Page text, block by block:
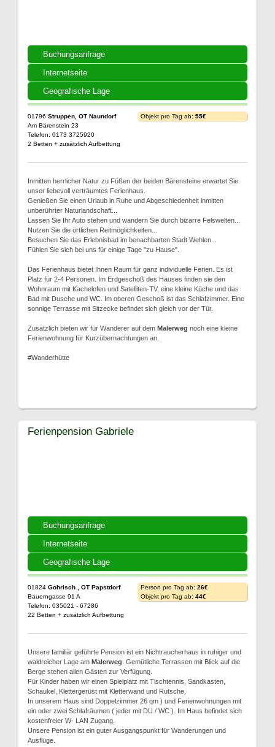
Buchungsanfrage
Internetseite
Geografische Lage
01796 Struppen, OT Naundorf
Am Bärenstein 23
Telefon: 0173 3725920
2 Betten + zusätzlich Aufbettung
Objekt pro Tag ab: 55€
Inmitten herrlicher Natur zu Füßen der beiden Bärensteine erwartet Sie
unser liebevoll verträumtes Ferienhaus.
Genießen Sie einen Urlaub in Ruhe und Abgeschiedenheit inmitten
unberührter Naturlandschaft...
Lassen Sie Ihr Auto stehen und wandern Sie durch bizarre Felswelten...
Nutzen Sie die örtlichen Reitmöglichkeiten...
Besuchen Sie das Erlebnisbad im benachbarten Stadt Wehlen...
Fühlen Sie sich bei uns für einige Tage "zu Hause".
Das Ferienhaus bietet Ihnen Raum für ganz individuelle Ferien. Es ist
Platz für 2-4 Personen. Im Erdgeschoß des Hauses finden sie den
Wohnraum mit Kachelofen und Satelliten-TV, eine kleine Küche und das
Bad mit Dusche und WC. Im oberen Geschoß ist das Schlafzimmer. Eine
sonnige Terrasse mit Sitzecke befindet sich gleich vor der Tür.
Zusätzlich bieten wir für Wanderer auf dem Malerweg noch eine kleine
Ferienwohnung für Kurzübernachtungen an.
#Wanderhütte
Buchungsanfrage
Internetseite
Geografische Lage
Ferienpension Gabriele
01824 Gohrisch , OT Papstdorf
Bauerngasse 91 A
Telefon: 035021 - 67286
22 Betten + zusätzlich Aufbettung
Person pro Tag ab: 26€
Objekt pro Tag ab: 44€
Unsere familiär geführte Pension ist ein Nichtraucherhaus in ruhiger und
waldreicher Lage am Malerweg . Gemütliche Terrassen mit Blick auf die
Berge stehen allen Gästen zur Verfügung.
Für Kinder haben wir einen Spielplatz mit Tischtennis, Sandkasten,
Schaukel, Klettergerüst mit Kletterwand und Rutsche.
In unserem Haus sind Doppelzimmer 26 qm ) und Ferienwohnungen mit
ein oder zwei Schlafräumen ( jeder mit DU / WC ). Im Haus befindet sich
kostenfreier W- LAN Zugang.
Unsere Pension ist ein guter Ausgangspunkt für Wanderungen und
Ausflüge.